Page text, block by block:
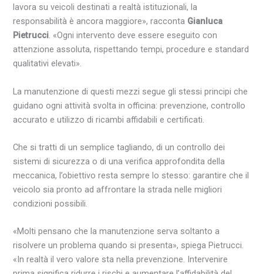
lavora su veicoli destinati a realtà istituzionali, la
responsabilità è ancora maggiore», racconta Gianluca
Pietrucci. «Ogni intervento deve essere eseguito con
attenzione assoluta, rispettando tempi, procedure e standard
qualitativi elevati».
La manutenzione di questi mezzi segue gli stessi principi che
guidano ogni attività svolta in officina: prevenzione, controllo
accurato e utilizzo di ricambi affidabili e certificati.
Che si tratti di un semplice tagliando, di un controllo dei
sistemi di sicurezza o di una verifica approfondita della
meccanica, l’obiettivo resta sempre lo stesso: garantire che il
veicolo sia pronto ad affrontare la strada nelle migliori
condizioni possibili.
«Molti pensano che la manutenzione serva soltanto a
risolvere un problema quando si presenta», spiega Pietrucci.
«In realtà il vero valore sta nella prevenzione. Intervenire